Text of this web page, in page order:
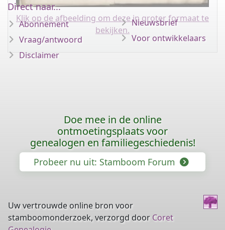
Klik op de afbeelding om deze in groter formaat te
bekijken.
Direct naar...
Abonnement
Vraag/antwoord
Disclaimer
Nieuwsbrief
Voor ontwikkelaars
Doe mee in de online
ontmoetingsplaats voor
genealogen en familiegeschiedenis!
Probeer nu uit: Stamboom Forum
Uw vertrouwde online bron voor
stamboomonderzoek, verzorgd door Coret